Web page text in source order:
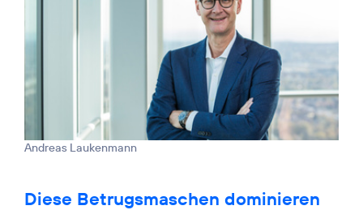
Andreas Laukenmann
Diese Betrugsmaschen dominieren